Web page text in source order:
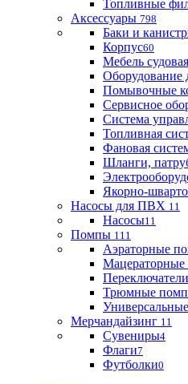
Топливные
Аксессуары 798
Баки и
Корпус60
Мебель судовая
Помывочные
Сервисное
Система
Топливная
Фановая
Шланги,
Якорно-
Насосы для ПВХ 11
Насосы11
Помпы 111
Аэраторные
Трюмные
Мерчандайзинг 11
Сувениры4
Флаги7
Футболки0